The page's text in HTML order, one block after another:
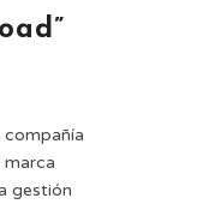
compañía
gestión